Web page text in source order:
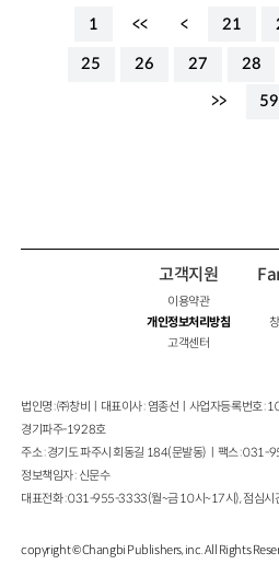
1 << < 21
25 26 27 28
>>
59
고객지원
이용약관
개인정보처리방침
고객센터
법인명 : ㈜창비ㅣ대표이사 : 염종선ㅣ사업자등록번호
경기파주-1928호
주소 : 경기도 파주시 회동길 184(문발동)ㅣ팩스 :
정보책임자 : 신문수
대표전화 : 031-955-3333(월~금 10시~17시), 점심시
copyright © Changbi Publishers, inc. All Rights